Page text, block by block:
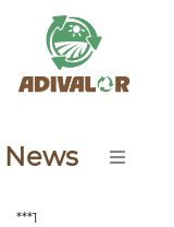
News
***1